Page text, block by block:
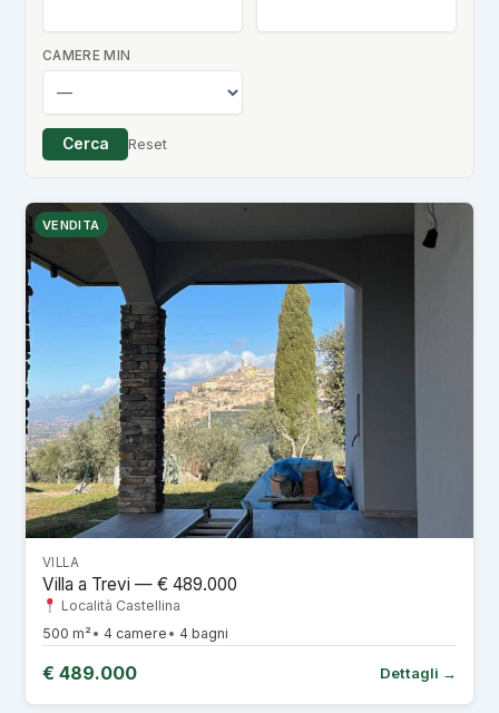
CAMERE MIN
Cerca Reset
VENDITA
VILLA
Villa a Trevi — € 489.000
Località Castellina
500 m²
4 camere 4 bagni
€ 489.000 Dettagli →